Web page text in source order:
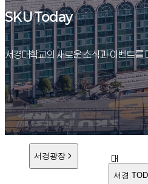
SKU Today
SKU Today
서경대학교의 새로운 소식과 이벤트를
서경광장
대
학
서경